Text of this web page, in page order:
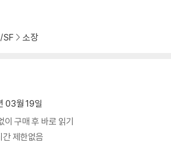
SF 소장
03월 19일
이 구매 후 바로 읽기
간 제한없음